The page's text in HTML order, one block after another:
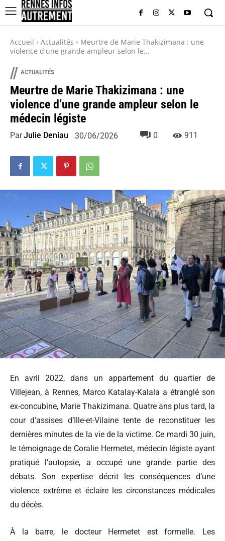
Accueil Actualités
Meurtre de Marie Thakizimana : une
violence d'une grande ampleur selon le...
// ACTUALITÉS
Meurtre de Marie Thakizimana : une
violence d’une grande ampleur selon le
médecin légiste
ParJulie Deniau 30/06/2026 0 911
En avril 2022, dans un appartement du quartier de
Villejean, à Rennes, Marco Katalay-Kalala a étranglé son
ex-concubine, Marie Thakizimana. Quatre ans plus tard, la
cour d’assises d’Ille-et-Vilaine tente de reconstituer les
dernières minutes de la vie de la victime. Ce mardi 30 juin,
le témoignage de Coralie Hermetet, médecin légiste ayant
pratiqué l’autopsie, a occupé une grande partie des
débats. Son expertise décrit les conséquences d’une
violence extrême et éclaire les circonstances médicales
du décès.
À la barre, le docteur Hermetet est formelle. Les